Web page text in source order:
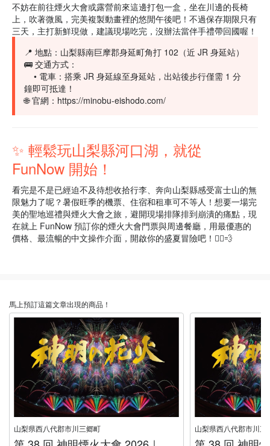
不妨在前往煙火大會或露營前來這邊打包一盒，坐在川邊的長椅
上，吹著微風，完美複製動畫裡的悠閒午後吧！不過保存期限只有
三天，主打新鮮現做，建議現場吃完，沒辦法當伴手禮帶回國喔！
📍 地點：山梨縣南巨摩郡身延町角打 102（近 JR 身延站）
🚌 交通方式：
• 電車：搭乘 JR 身延線至身延站，出站後步行僅需 1 分
鐘即可抵達！
🌐 官網： https://minobu-eishodo.com/
✨ 輕鬆玩山梨縣河口湖，就從
FunNow 開始！
看完是不是已經迫不及待想收拾行李、奔向山梨縣感受富士山的無
限魅力了呢？暑假旺季的機票、住宿和租車可不等人！想要一場完
美的聖地巡禮與煙火大會之旅，避開現場排隊排到崩潰的痛點，現
在就上 FunNow 預訂你的煙火大會門票與周邊餐廳，用最優惠的
價格、最流暢的中文操作介面，開啟你的盛夏冒險吧！🏃‍♂️💨
馬上預訂這篇文章出現的商品！
山梨県西八代郡市川三郷町 山梨県西八代郡市川三